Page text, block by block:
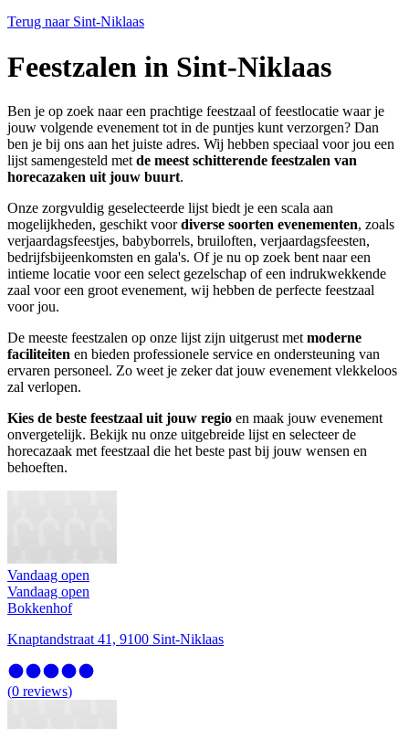
Terug naar Sint-Niklaas
Feestzalen in Sint-Niklaas
Ben je op zoek naar een prachtige feestzaal of feestlocatie waar je
jouw volgende evenement tot in de puntjes kunt verzorgen? Dan
ben je bij ons aan het juiste adres. Wij hebben speciaal voor jou een
lijst samengesteld met de meest schitterende feestzalen van
horecazaken uit jouw buurt.
Onze zorgvuldig geselecteerde lijst biedt je een scala aan
mogelijkheden, geschikt voordiverse soorten evenementen, zoals
verjaardagsfeestjes, babyborrels, bruiloften, verjaardagsfeesten,
bedrijfsbijeenkomsten en gala's. Of je nu op zoek bent naar een
intieme locatie voor een select gezelschap of een indrukwekkende
zaal voor een groot evenement, wij hebben de perfecte feestzaal
voor jou.
De meeste feestzalen op onze lijst zijn uitgerust met moderne
faciliteiten en bieden professionele service en ondersteuning van
ervaren personeel. Zo weet je zeker dat jouw evenement vlekkeloos
zal verlopen.
Kies de beste feestzaal uit jouw regio en maak jouw evenement
onvergetelijk. Bekijk nu onze uitgebreide lijst en selecteer de
horecazaak met feestzaal die het beste past bij jouw wensen en
behoeften.
Vandaag open
Vandaag open
Bokkenhof
Knaptandstraat 41, 9100 Sint-Niklaas
(0 reviews)